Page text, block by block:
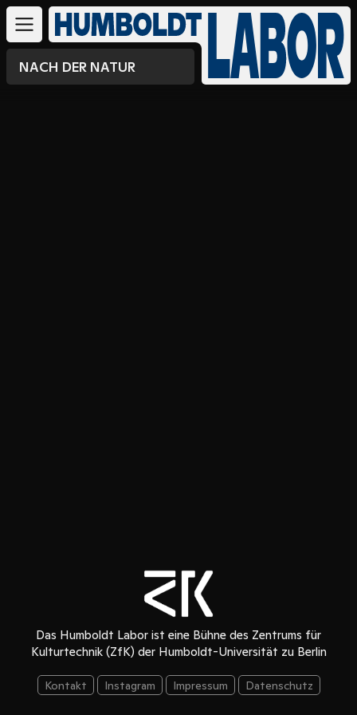
NACH DER NATUR
Das Humboldt Labor ist eine Bühne des Zentrums für
Kulturtechnik (ZfK) der Humboldt-Universität zu Berlin
Kontakt Instagram Impressum Datenschutz